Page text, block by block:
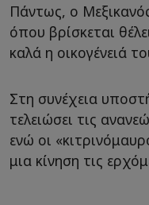
Πάντως, ο
όπου βρίσκεται
καλά η οικογένειά
Στη συνέχεια
τελειώσει τις
ενώ οι
μια κίνηση τις